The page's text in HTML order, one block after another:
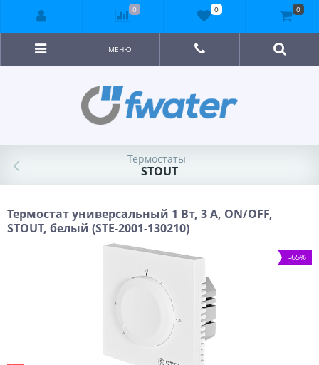
МЕНЮ
Термостаты
STOUT
Термостат универсальный 1 Вт, 3 А, ON/OFF,
STOUT, белый (STE-2001-130210)
-65%
0 0 0